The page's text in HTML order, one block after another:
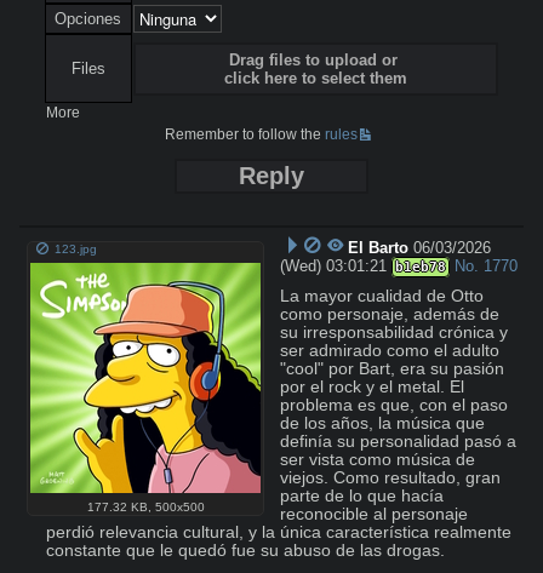
Opciones
Files
Drag files to upload or
click here to select them
More
Remember to follow therules
Reply
123.jpg
177.32 KB 500x500
El Barto 06/03/2026
(Wed) 03:01:21
b1eb78 No. 1770
La mayor cualidad de Otto
como personaje, además de
su irresponsabilidad crónica y
ser admirado como el adulto
"cool" por Bart, era su pasión
por el rock y el metal. El
problema es que, con el paso
de los años, la música que
definía su personalidad pasó a
ser vista como música de
viejos. Como resultado, gran
parte de lo que hacía
reconocible al personaje
perdió relevancia cultural, y la única característica realmente
constante que le quedó fue su abuso de las drogas.